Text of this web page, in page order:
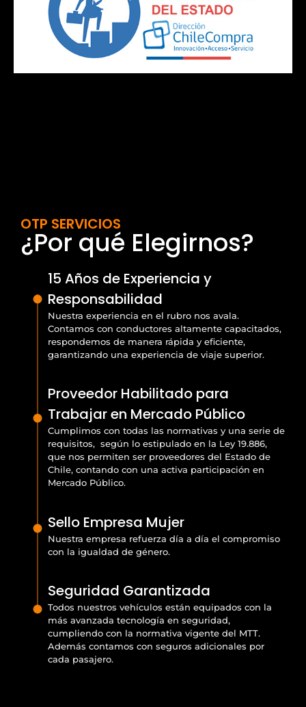
OTP SERVICIOS
¿Por qué Elegirnos?
15 Años de Experiencia y
Responsabilidad
Nuestra experiencia en el rubro nos avala.
Contamos con conductores altamente capacitados,
respondemos de manera rápida y eficiente,
garantizando una experiencia de viaje superior.
Proveedor Habilitado para
Trabajar en Mercado Público
Cumplimos con todas las normativas y una serie de
requisitos, según lo estipulado en la Ley 19.886,
que nos permiten ser proveedores del Estado de
Chile, contando con una activa participación en
Mercado Público.
Sello Empresa Mujer
Nuestra empresa refuerza día a día el compromiso
con la igualdad de género.
Seguridad Garantizada
Todos nuestros vehículos están equipados con la
más avanzada tecnología en seguridad,
cumpliendo con la normativa vigente del MTT.
Además contamos con seguros adicionales por
cada pasajero.